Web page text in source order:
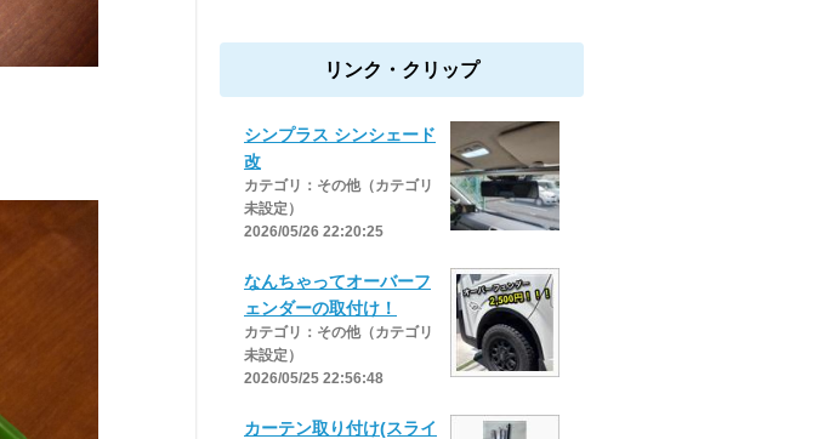
リンク・クリップ
シンプラス シンシェード
改
カテゴリ：その他（カテゴリ
未設定）
2026/05/26 22:20:25
なんちゃってオーバーフ
ェンダーの取付け！
カテゴリ：その他（カテゴリ
未設定）
2026/05/25 22:56:48
カーテン取り付け(スライ